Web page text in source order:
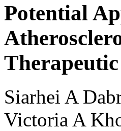
Potential
Siarhei A
Victoria A